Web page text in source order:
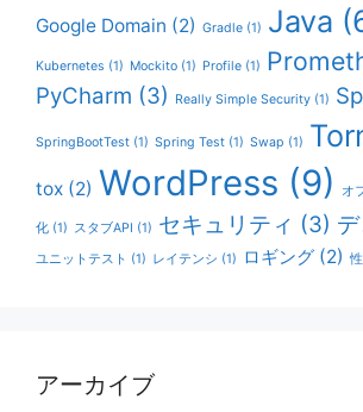
Google Domain (2) Gradle (1) Java
Kubernetes (1) Mockito (1) Profile (1)
PyCharm (3) Really Simple Security (1)
SpringBootTest (1) Spring Test (1) Swap (1)
tox (2) WordPress (9) オ
化 (1) スタブAPI (1) セキュリティ (3)
ユニットテスト (1) レイテンシ (1) ロギング (2)
アーカイブ